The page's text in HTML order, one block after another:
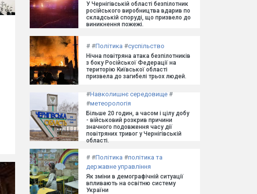
У Чернігівській області безпілотник
російського виробництва вдарив по
складській споруді, що призвело до
виникнення пожежі.
# #Політика #суспільство
Нічна повітряна атака безпілотників
з боку Російської Федерації на
територію Київської області
призвела до загибелі трьох людей.
#Навколишнє середовище #
#метеорологія
Більше 20 годин, а часом і цілу добу
- військовий розкрив причини
значного подовження часу дії
повітряних тривог у Чернігівській
області.
# #Політика #політика та
державне управління
Як зміни в демографічній ситуації
впливають на освітню систему
України